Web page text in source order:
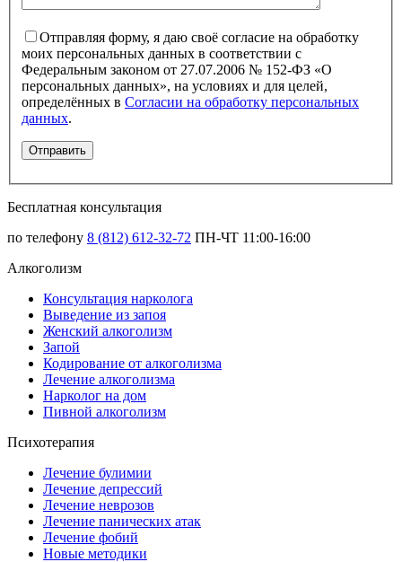
Отправляя форму, я даю своё согласие на обработку
моих персональных данных в соответствии с
Федеральным законом от 27.07.2006 № 152-ФЗ «О
персональных данных», на условиях и для целей,
определённых в Согласии на обработку персональных
данных.
Бесплатная консультация
по телефону 8 (812) 612-32-72 ПН-ЧТ 11:00-16:00
Алкоголизм
Консультация нарколога
Выведение из запоя
Женский алкоголизм
Запой
Кодирование от алкоголизма
Лечение алкоголизма
Нарколог на дом
Пивной алкоголизм
Психотерапия
Лечение булимии
Лечение депрессий
Лечение неврозов
Лечение панических атак
Лечение фобий
Новые методики